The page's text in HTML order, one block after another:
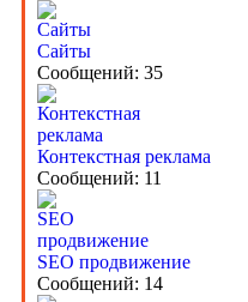
Сайты
Сообщений: 35
Контекстная реклама
Сообщений: 11
SEO продвижение
Сообщений: 14